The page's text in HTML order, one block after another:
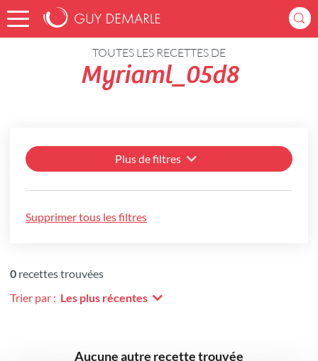
Accueil Recettes
TOUTES LES RECETTES DE
Myriaml_05d8
Plus de filtres
Supprimer tous les filtres
0 recettes trouvées
Trier par : Les plus récentes
Aucune autre recette trouvée